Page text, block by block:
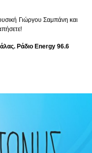
Γιώργου Σαμπάνη και
Ράδιο Energy 96.6